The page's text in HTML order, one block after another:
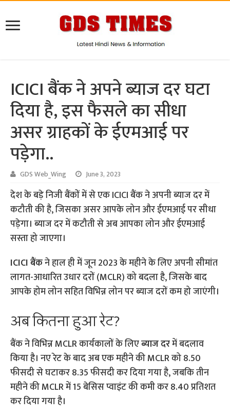
ICICI बैंक ने अपने ब्याज दर घटा
दिया है, इस फैसले का सीधा
असर ग्राहकों के ईएमआई पर
पड़ेगा..
GDS Web_Wing June 3, 2023
देश के बड़े निजी बैंकों में से एक ICICI बैंक ने अपनी ब्याज दर में
कटौती की है, जिसका असर आपके लोन और ईएमआई पर सीधा
पड़ेगा। ब्याज दर में कटौती से अब आपका लोन और ईएमआई
सस्ता हो जाएगा।
ICICI बैंकने हाल ही में जून 2023 के महीने के लिए अपनी सीमांत
लागत-आधारित उधार दरों (MCLR) को बदला है, जिसके बाद
आपके होम लोन सहित विभिन्न लोन पर ब्याज दरों कम हो जाएंगी।
अब कितना हुआ रेट?
बैंक ने विभिन्न MCLR कार्यकालों के लिएब्याज दरमें बदलाव
किया है। नए रेट के बाद अब एक महीने की MCLR को 8.50
फीसदी से घटाकर 8.35 फीसदी कर दिया गया है, जबकि तीन
महीने की MCLR में 15 बेसिस प्वाइंट की कमी कर 8.40 प्रतिशत
कर दिया गया है।